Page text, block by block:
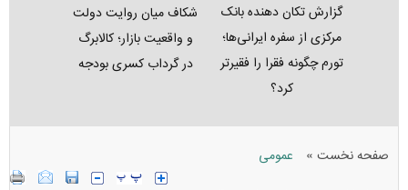
گزارش تکان‌ دهنده بانک
مرکزی از سفره ایرانی‌ها؛
تورم چگونه فقرا را فقیرتر
کرد؟
شکاف میان روایت دولت
و واقعیت بازار؛ کالابرگ
در گرداب کسری بودجه
صفحه نخست » عمومی